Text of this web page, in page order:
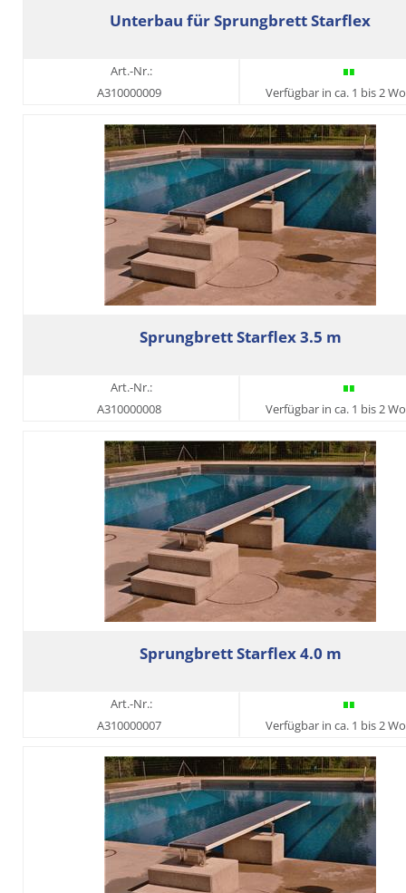
Unterbau für Sprungbrett Starflex
Art.-Nr.:
A310000009
Verfügbar in ca. 1 bis 2
Sprungbrett Starflex 3.5 m
Art.-Nr.:
A310000008
Verfügbar in ca. 1 bis 2
Sprungbrett Starflex 4.0 m
Art.-Nr.:
A310000007
Verfügbar in ca. 1 bis 2